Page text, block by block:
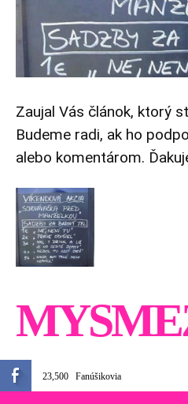
Zaujal Vás článok, ktorý
Budeme radi, ak ho
alebo komentárom.
23,500 Fanúšikovia